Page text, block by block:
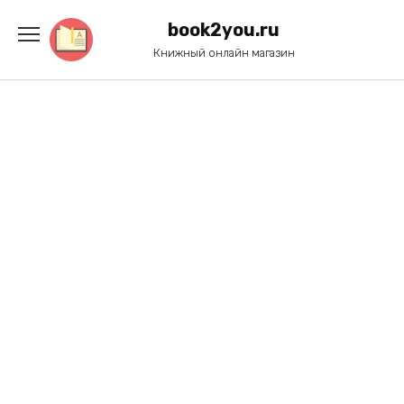
содержанию
book2you.ru
Книжный онлайн магазин